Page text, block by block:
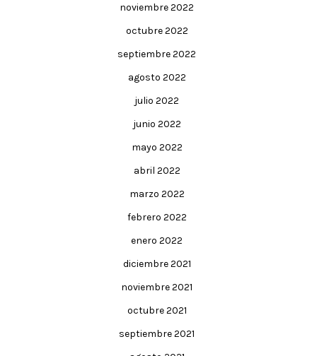
noviembre 2022
octubre 2022
septiembre 2022
agosto 2022
julio 2022
junio 2022
mayo 2022
abril 2022
marzo 2022
febrero 2022
enero 2022
diciembre 2021
noviembre 2021
octubre 2021
septiembre 2021